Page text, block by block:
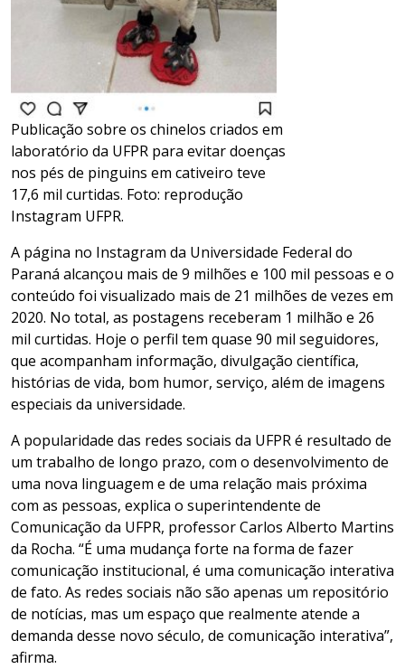
Publicação sobre os chinelos criados em
laboratório da UFPR para evitar doenças
nos pés de pinguins em cativeiro teve
17,6 mil curtidas. Foto: reprodução
Instagram UFPR.
A página no Instagram da Universidade Federal do
Paraná alcançou mais de 9 milhões e 100 mil pessoas e o
conteúdo foi visualizado mais de 21 milhões de vezes em
2020. No total, as postagens receberam 1 milhão e 26
mil curtidas. Hoje o perfil tem quase 90 mil seguidores,
que acompanham informação, divulgação científica,
histórias de vida, bom humor, serviço, além de imagens
especiais da universidade.
A popularidade das redes sociais da UFPR é resultado de
um trabalho de longo prazo, com o desenvolvimento de
uma nova linguagem e de uma relação mais próxima
com as pessoas, explica o superintendente de
Comunicação da UFPR, professor Carlos Alberto Martins
da Rocha. “É uma mudança forte na forma de fazer
comunicação institucional, é uma comunicação interativa
de fato. As redes sociais não são apenas um repositório
de notícias, mas um espaço que realmente atende a
demanda desse novo século, de comunicação interativa”,
afirma.